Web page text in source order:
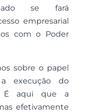
se fará
empresarial
com o Poder
sobre o papel
execução do
É aqui que a
efetivamente